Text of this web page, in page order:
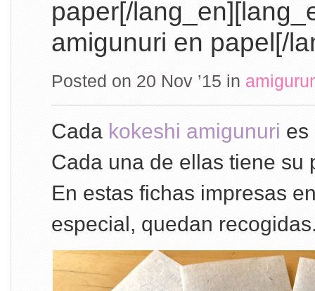
paper[/
amigunuri en papel[/
Posted on 20 Nov ’15 in
Cada kokeshi amigunuri es
Cada una de ellas tiene su
En estas fichas impresas
especial, quedan